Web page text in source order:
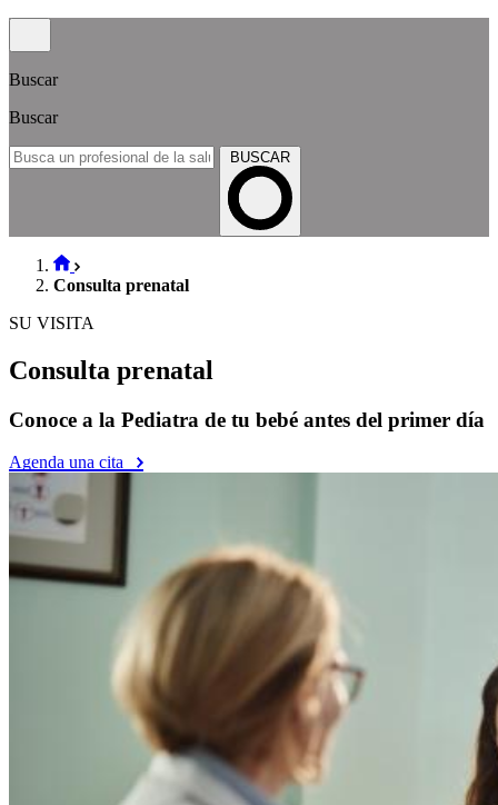
Buscar
Buscar
BUSCAR
Consulta prenatal
SU VISITA
Consulta prenatal
Conoce a la Pediatra de tu bebé antes del primer día
Agenda una cita